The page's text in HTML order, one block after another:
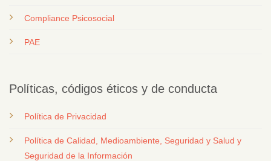
Compliance Psicosocial
PAE
Políticas, códigos éticos y de conducta
Política de Privacidad
Política de Calidad, Medioambiente, Seguridad y Salud y
Seguridad de la Información